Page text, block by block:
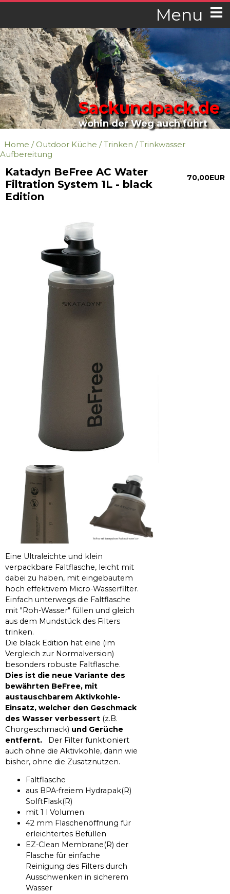
Menu
Sackundpack.de
wohin der Weg auch führt
Home / Outdoor Küche /Trinken /Trinkwasser
Aufbereitung
70,00EUR
Katadyn BeFree AC Water
Filtration System 1L - black
Edition
Eine Ultraleichte und klein
verpackbare Faltflasche, leicht mit
dabei zu haben, mit eingebautem
hoch effektivem Micro-Wasserfilter.
Einfach unterwegs die Faltflasche
mit "Roh-Wasser" füllen und gleich
aus dem Mundstück des Filters
trinken.
Die black Edition hat eine (im
Vergleich zur Normalversion)
besonders robuste Faltflasche.
Dies ist die neue Variante des
bewährten BeFree, mit
austauschbarem Aktivkohle-
Einsatz, welcher den Geschmack
des Wasser verbessert (z.B.
Chorgeschmack) und Gerüche
entfernt. Der Filter funktioniert
auch ohne die Aktivkohle, dann wie
bisher, ohne die Zusatznutzen.
Faltflasche
aus BPA-freiem Hydrapak(R)
SolftFlask(R)
mit 1 l Volumen
42 mm Flaschenöffnung für
erleichtertes Befüllen
EZ-Clean Membrane(R) der
Flasche für einfache
Reinigung des Filters durch
Ausschwenken in sicherem
Wasser